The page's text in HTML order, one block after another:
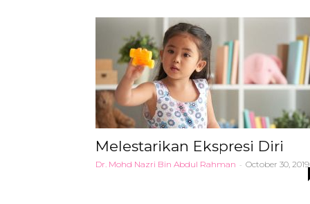
Melestarikan Ekspresi Diri
Dr. Mohd Nazri Bin Abdul Rahman - October 30, 2019